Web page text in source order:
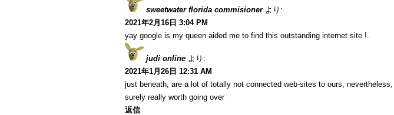
sweetwater florida commisioner より:
2021年2月16日 3:04 PM
yay google is my queen aided me to find this outstanding internet site !.
judi online より:
2021年1月26日 12:31 AM
just beneath, are a lot of totally not connected web-sites to ours,
surely really worth going over
返信